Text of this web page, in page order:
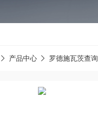
产品中心 罗德施瓦茨查询